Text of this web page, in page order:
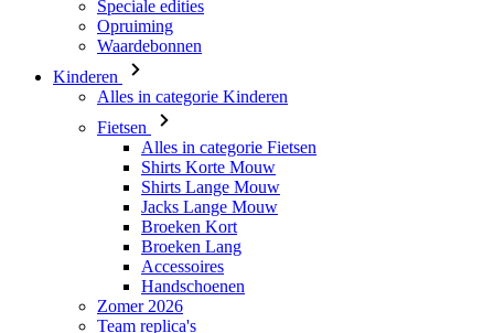
Speciale edities
Opruiming
Waardebonnen
Kinderen
Alles in categorie Kinderen
Fietsen
Alles in categorie Fietsen
Shirts Korte Mouw
Shirts Lange Mouw
Jacks Lange Mouw
Broeken Kort
Broeken Lang
Accessoires
Handschoenen
Zomer 2026
Team replica's